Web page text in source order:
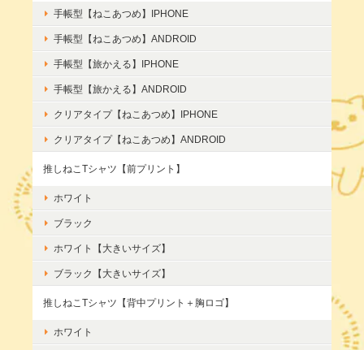
手帳型【ねこあつめ】IPHONE
手帳型【ねこあつめ】ANDROID
手帳型【旅かえる】IPHONE
手帳型【旅かえる】ANDROID
クリアタイプ【ねこあつめ】IPHONE
クリアタイプ【ねこあつめ】ANDROID
推しねこTシャツ【前プリント】
ホワイト
ブラック
ホワイト【大きいサイズ】
ブラック【大きいサイズ】
推しねこTシャツ【背中プリント＋胸ロゴ】
ホワイト